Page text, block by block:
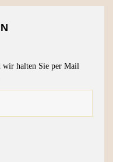
wir halten Sie per Mail